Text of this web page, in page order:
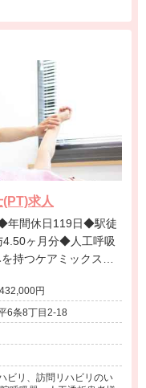
求人
ヶ月分◆人工呼吸
持つケアミックス病
円 〜 3,432,000円
6条8丁目2-18
ビリ、訪問リハビリのい